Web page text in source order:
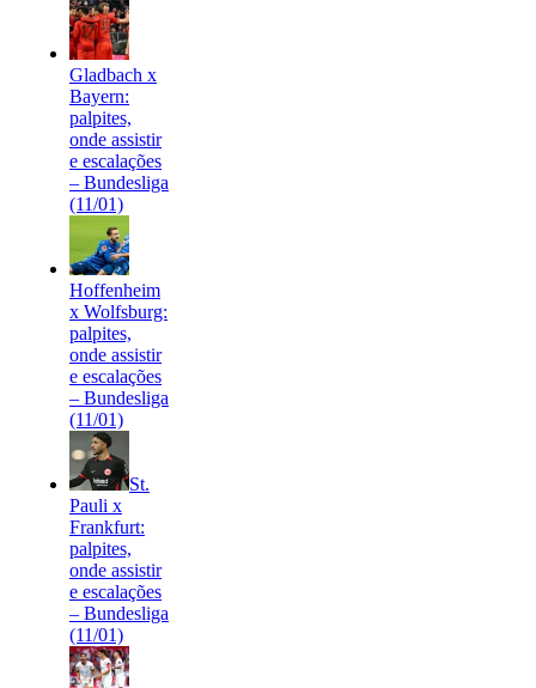
Gladbach x
Bayern:
palpites,
onde assistir
e escalações
– Bundesliga
(11/01)
Hoffenheim
x Wolfsburg:
palpites,
onde assistir
e escalações
– Bundesliga
(11/01)
St.
Pauli x
Frankfurt:
palpites,
onde assistir
e escalações
– Bundesliga
(11/01)